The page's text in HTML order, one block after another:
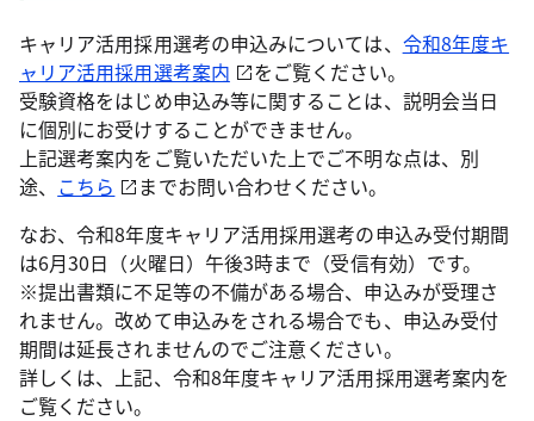
キャリア活用採用選考の申込みについては、 令和8年度キ
ャリア活用採用選考案内
をご覧ください。
受験資格をはじめ申込み等に関することは、説明会当日
に個別にお受けすることができません。
上記選考案内をご覧いただいた上でご不明な点は、別
途、 こちら
までお問い合わせください。
なお、令和8年度キャリア活用採用選考の申込み受付期間
は6月30日（火曜日）午後3時まで（受信有効）です。
※提出書類に不足等の不備がある場合、申込みが受理さ
れません。改めて申込みをされる場合でも、申込み受付
期間は延長されませんのでご注意ください。
詳しくは、上記、令和8年度キャリア活用採用選考案内を
ご覧ください。